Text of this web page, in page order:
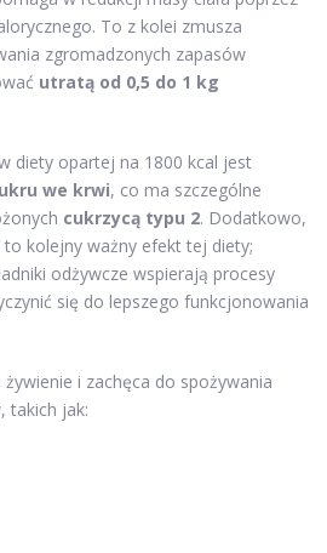
To z kolei zmusza
zgromadzonych zapasów
utratą od 0,5 do 1 kg
diety opartej na 1800 kcal jest
we krwi, co ma szczególne
cukrzycą typu 2. Dodatkowo,
to kolejny ważny efekt tej diety;
odżywcze wspierają procesy
się do lepszego funkcjonowania
i zachęca do spożywania
takich jak: